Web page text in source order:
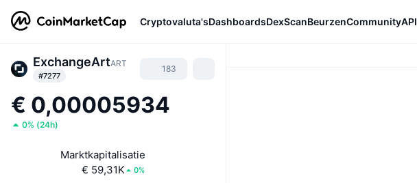
Cryptovaluta'sDashboardsDexScanBeurzenCommunityAPI
ExchangeArtART
#7277
183
€ 0,00005934
0% (24h)
Marktkapitalisatie
€ 59,31K
0%